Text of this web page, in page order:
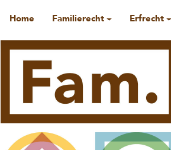
Home Familierecht Erfrecht